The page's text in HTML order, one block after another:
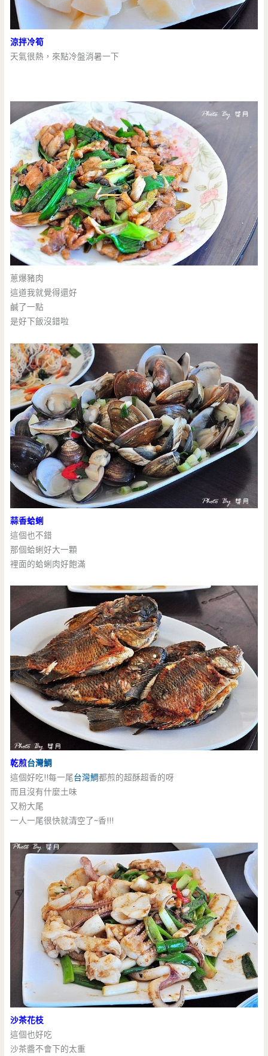
涼拌冷筍
天氣很熱，來點冷盤消暑一下
蔥爆豬肉
這道我就覺得還好
鹹了一點
是好下飯沒錯啦
蒜香蛤蜊
這個也不錯
那個蛤蜊好大一顆
裡面的蛤蜊肉好飽滿
乾煎台灣鯛
這個好吃!!每一尾台灣鯛都煎的超酥超香的呀
而且沒有什麼土味
又粉大尾
一人一尾很快就清空了~香!!!
沙茶花枝
這個也好吃
沙茶醬不會下的太重